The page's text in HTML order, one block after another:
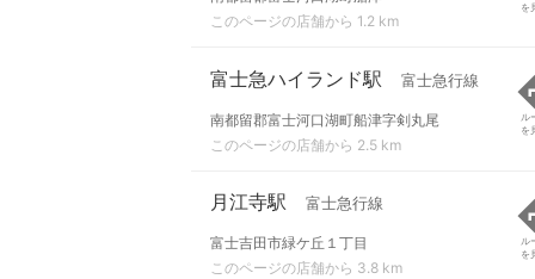
このページの店舗から 1.2 km
を
富士急ハイランド駅 富士急行線
南都留郡富士河口湖町船津字剣丸尾
このページの店舗から 2.5 km
ル
を
月江寺駅 富士急行線
富士吉田市緑ケ丘１丁目
このページの店舗から 3.8 km
ル
を